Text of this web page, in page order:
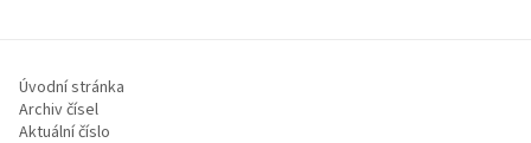
Úvodní stránka
Archiv čísel
Aktuální číslo